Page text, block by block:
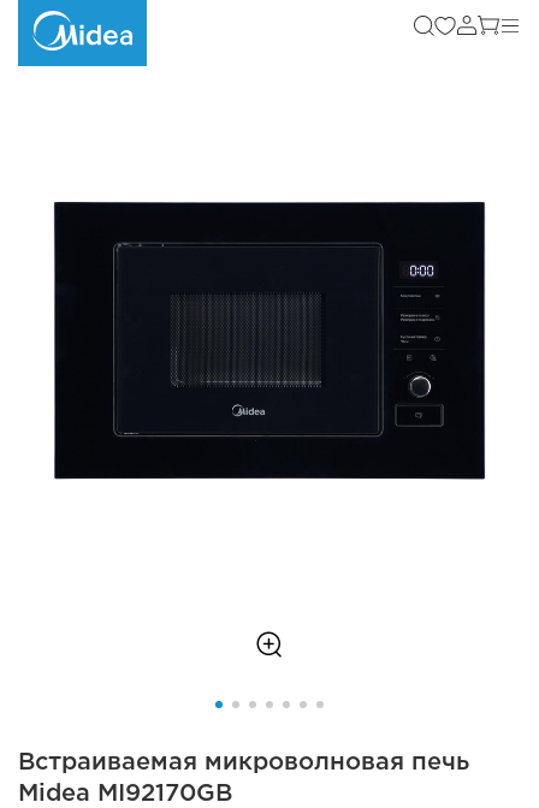
Встраиваемая микроволновая печь
Midea MI92170GB